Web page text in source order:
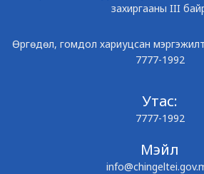
захиргааны III
Өргөдөл, гомдол хариуцсан
7777-1992
Утас:
7777-1992
Мэйл